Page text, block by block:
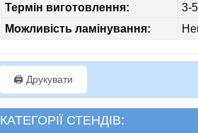
Термін виготовлення:
3-
Можливість ламінування:
🖨️ Друкувати
КАТЕГОРІЇ СТЕНДІВ: